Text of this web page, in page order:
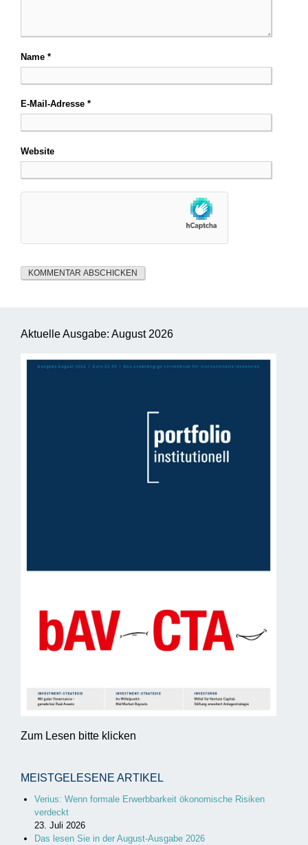
Name *
E-Mail-Adresse *
Website
Aktuelle Ausgabe: August 2026
Zum Lesen bitte klicken
MEISTGELESENE ARTIKEL
Verius: Wenn formale Erwerbbarkeit ökonomische Risiken
verdeckt
23. Juli 2026
Das lesen Sie in der August-Ausgabe 2026